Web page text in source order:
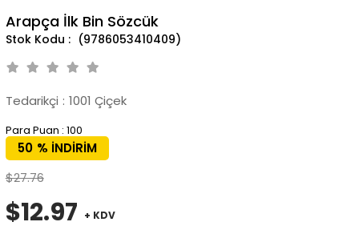
Arapça İlk Bin Sözcük
(9786053410409)
Tedarikçi : 1001 Çiçek
Para Puan : 100
%
50
İNDIRIM
$27.76
$12.97 + KDV